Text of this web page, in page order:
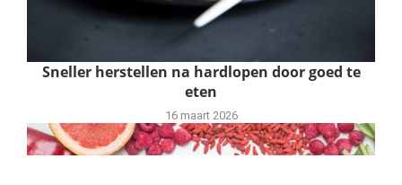
Sneller herstellen na hardlopen door goed te
eten
16 maart 2026